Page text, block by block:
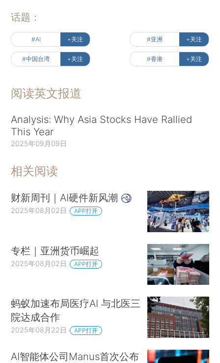
话题：
#AI +关注 #亚洲 +关注
#中国台湾 +关注 #香港 +关注
阅读英文报道
Analysis: Why Asia Stocks Have Rallied
This Year
2025年09月09日
相关阅读
财新周刊｜AI硬件新风潮
2025年08月02日 APP打开
专栏｜亚洲货币崛起
2025年08月02日 APP打开
蚂蚁加速布局医疗AI 与北医三
院达成合作
2025年08月22日 APP打开
AI智能体公司Manus首次公布